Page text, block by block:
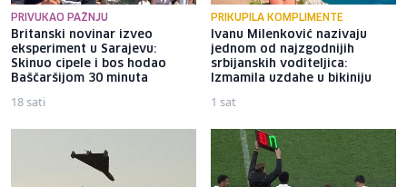
PRIVUKAO PAŽNJU
Britanski novinar izveo
eksperiment u Sarajevu:
Skinuo cipele i bos hodao
Baščaršijom 30 minuta
18 sati
PRIKUPILA KOMPLIMENTE
Ivanu Milenković nazivaju
jednom od najzgodnijih
srbijanskih voditeljica:
Izmamila uzdahe u bikiniju
1 sat